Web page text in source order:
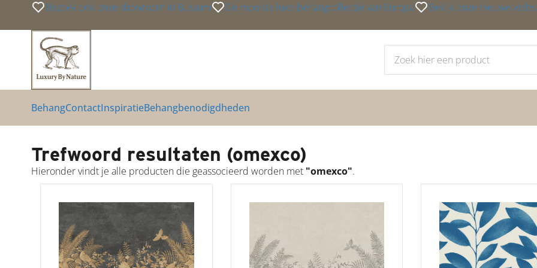
Bezoek ook onze showroom in Bussum De mooiste luxe behangcollectie van Europa Bekijk onze nieuwe
BehangContactInspiratieBehangbenodigdheden
Trefwoord resultaten (omexco)
Hieronder vindt je alle producten die geassocieerd worden met "omexco".